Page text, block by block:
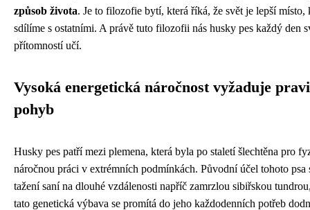
způsob života. Je to filozofie bytí, která říká, že svět je lepší místo,
sdílíme s ostatními. A právě tuto filozofii nás husky pes každý den
přítomností učí.
Vysoká energetická náročnost vyžaduje
pohyb
Husky pes patří mezi plemena, která byla po staletí šlechtěna pro
náročnou práci v extrémních podmínkách. Původní účel tohoto psa
tažení saní na dlouhé vzdálenosti napříč zamrzlou sibiřskou
tato genetická výbava se promítá do jeho každodenních potřeb